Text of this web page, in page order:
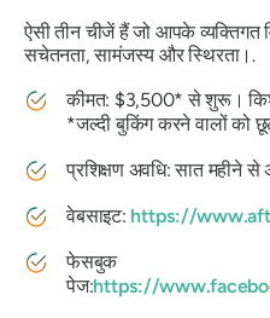
ऐसी तीन चीजें हैं जो आपके
सचेतनता, सामंजस्य और स्थिरता।.
कीमत: $3,500* से शुरू।
*जल्दी बुकिंग करने वालों को
प्रशिक्षण अवधि: सात महीने से
वेबसाइट: https://
फेसबुक
पेज:https://